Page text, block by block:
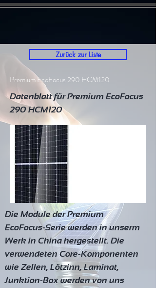
Zurück zur Liste
Premium EcoFocus 290 HCM120
Datenblatt für Premium EcoFocus
290 HCM120
Die Module der Premium
EcoFocus-Serie werden in unserm
Werk in China hergestellt. Die
verwendeten Core-Komponenten
wie Zellen, Lötzinn, Laminat,
Junktion-Box werden von uns